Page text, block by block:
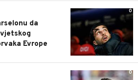
0
da
Evrope
0